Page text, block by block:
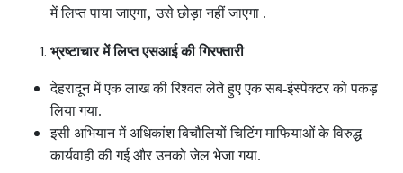
में लिप्त पाया जाएगा,उसे छोड़ा नहीं जाएगा .
भ्रष्टाचार में लिप्त एसआई की गिरफ्तारी
देहरादून में एक लाख की रिश्वत लेते हुए एक सब-इंस्पेक्टर को पकड़
लिया गया.
इसी अभियान में अधिकांश बिचौलियों चिटिंग माफियाओं के विरुद्ध
कार्यवाही की गई और उनको जेल भेजा गया.